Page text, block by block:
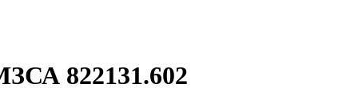
822131.602